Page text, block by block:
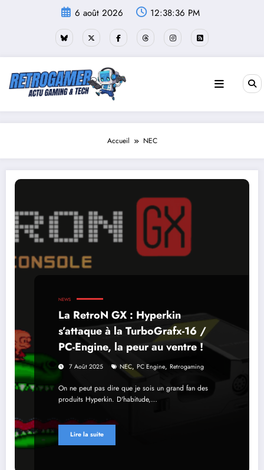
6 août 2026 12:38:36 PM
Accueil NEC
NEWS
La RetroN GX : Hyperkin
s’attaque à la TurboGrafx-16 /
PC-Engine, la peur au ventre !
7 Août 2025 NEC, PC Engine, Retrogaming
On ne peut pas dire que je sois un grand fan des
produits Hyperkin. D'habitude,…
Lire la suite